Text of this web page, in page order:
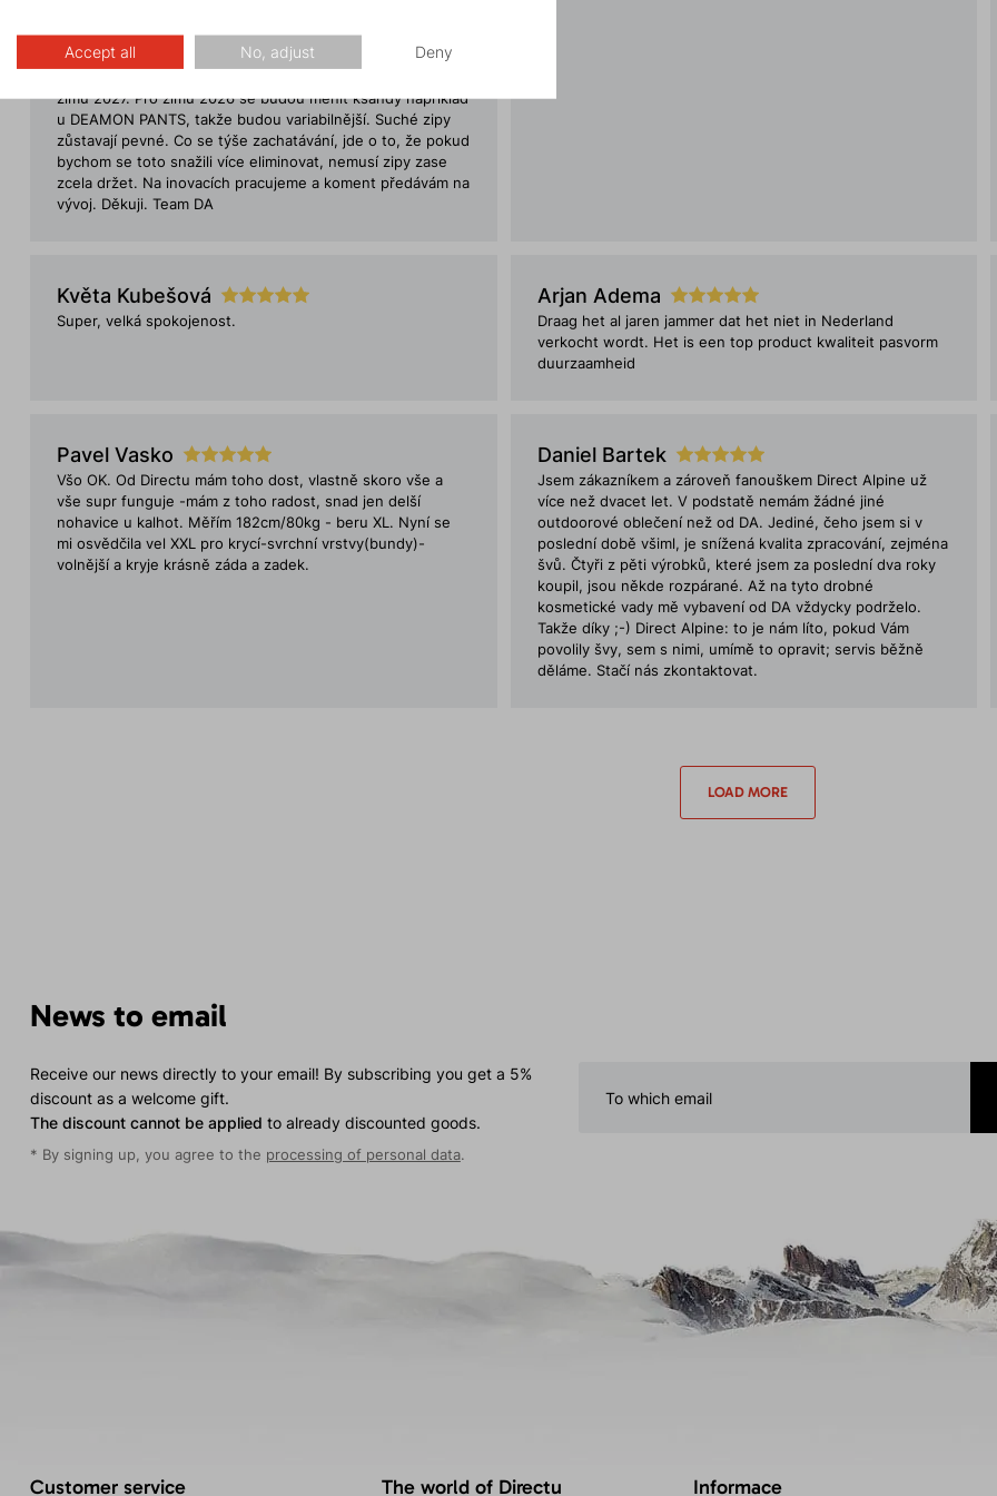
Vaše poznámky projednám s tvůrci a třeba najdeme nějaké
řešení alespoň části Vašich nápadů na zlepšení. Co se týče
zimu 2027. Pro zimu 2026 se budou měnit kšandy například
u DEAMON PANTS, takže budou variabilnější. Suché zipy
zůstavají pevné. Co se týše zachatávání, jde o to, že pokud
bychom se toto snažili více eliminovat, nemusí zipy zase
zcela držet. Na inovacích pracujeme a koment předávám na
vývoj. Děkuji. Team DA
Květa Kubešová
Super, velká spokojenost.
Arjan Adema
Draag het al jaren jammer dat het niet in Nederland
verkocht wordt. Het is een top product kwaliteit pasvorm
duurzaamheid
Pavel Vasko
Všo OK. Od Directu mám toho dost, vlastně skoro vše a
vše supr funguje -mám z toho radost, snad jen delší
nohavice u kalhot. Měřím 182cm/80kg - beru XL. Nyní se
mi osvědčila vel XXL pro krycí-svrchní vrstvy(bundy)-
volnější a kryje krásně záda a zadek.
Daniel Bartek
Jsem zákazníkem a zároveň fanouškem Direct Alpine už
více než dvacet let. V podstatě nemám žádné jiné
outdoorové oblečení než od DA. Jediné, čeho jsem si v
poslední době všiml, je snížená kvalita zpracování, zejména
švů. Čtyři z pěti výrobků, které jsem za poslední dva roky
koupil, jsou někde rozpárané. Až na tyto drobné
kosmetické vady mě vybavení od DA vždycky podrželo.
Takže díky ;-) Direct Alpine: to je nám líto, pokud Vám
povolily švy, sem s nimi, umímě to opravit; servis běžně
děláme. Stačí nás zkontaktovat.
LOAD MORE
News to email
Receive our news directly to your email! By subscribing you get a 5%
discount as a welcome gift.
The discount cannot be applied to already discounted goods.
* By signing up, you agree to the processing of personal data.
Customer service The world of Directu Informace
Accept all No, adjust Deny